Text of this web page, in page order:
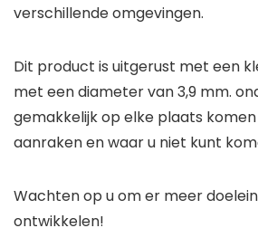
verschillende omgevingen.
Dit product is uitgerust met een
met een diameter van 3,9 mm.
gemakkelijk op elke plaats
aanraken en waar u niet kunt
Wachten op u om er meer
ontwikkelen!